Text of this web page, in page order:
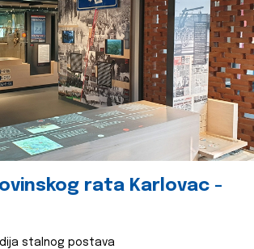
rata Karlovac -
stalnog postava